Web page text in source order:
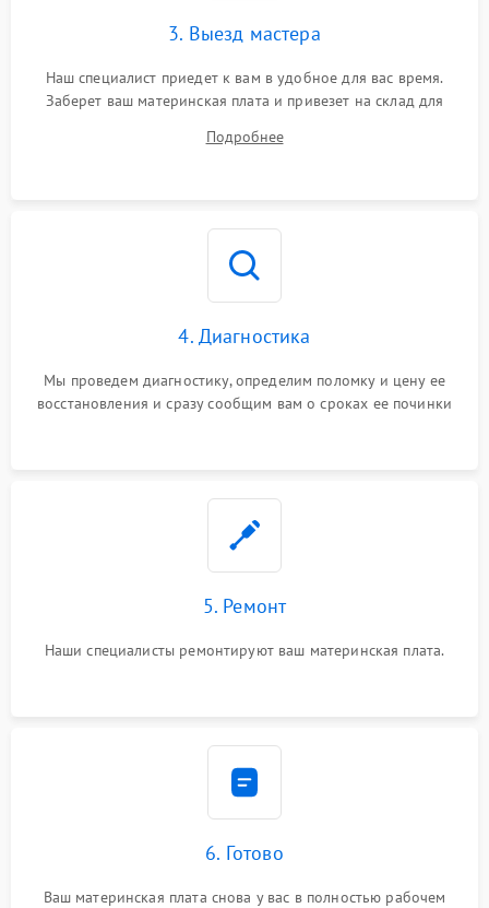
3. Выезд мастера
Наш специалист приедет к вам в удобное для вас время.
Заберет ваш материнская плата и привезет на склад для
Подробнее
4. Диагностика
Мы проведем диагностику, определим поломку и цену ее
восстановления и сразу сообщим вам о сроках ее починки
5. Ремонт
Наши специалисты ремонтируют ваш материнская плата.
6. Готово
Ваш материнская плата снова у вас в полностью рабочем